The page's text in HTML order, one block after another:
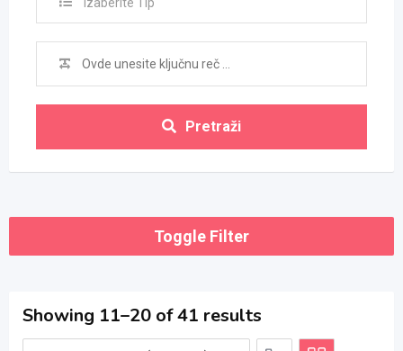
Izaberite Tip
Pretraži
Toggle Filter
Showing 11–20 of 41 results